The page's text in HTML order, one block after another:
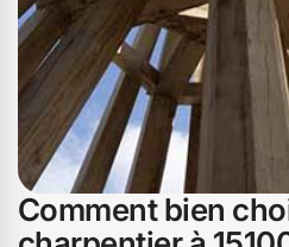
Comment bien